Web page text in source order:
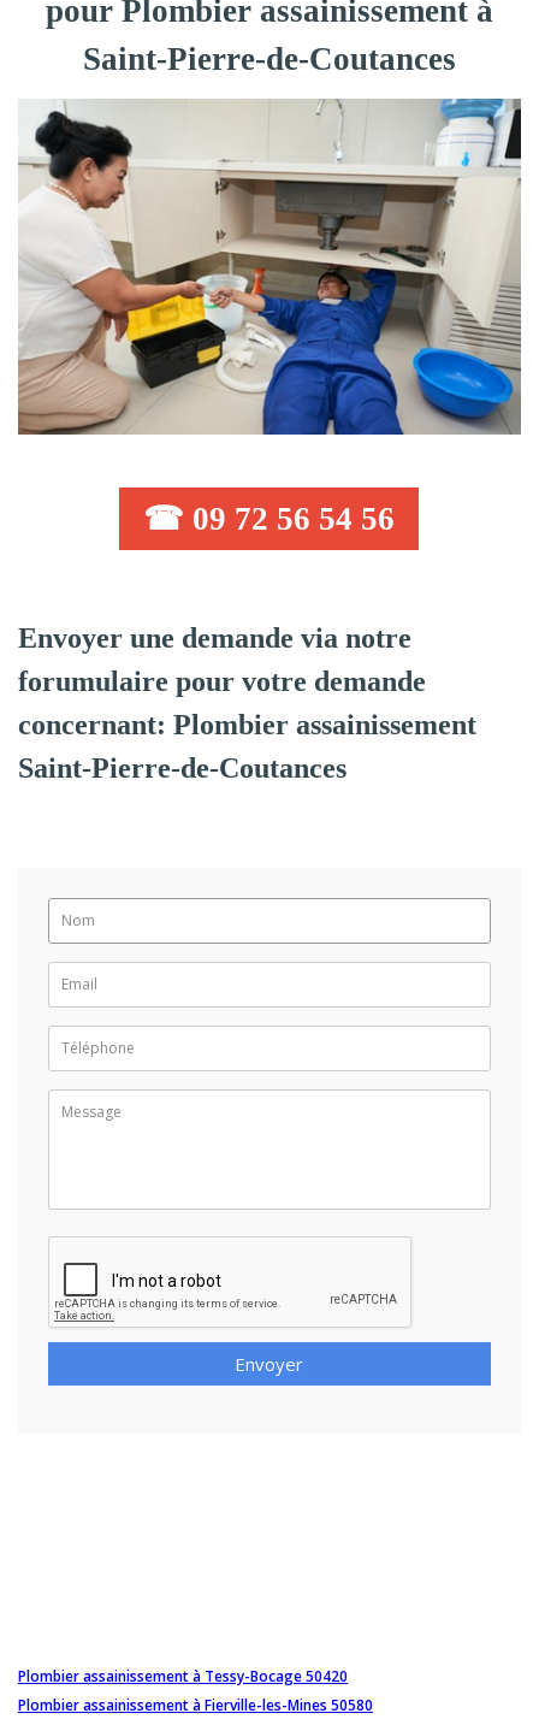
pour Plombier assainissement à
Saint-Pierre-de-Coutances
☎ 09 72 56 54 56
Envoyer une demande via notre
forumulaire pour votre demande
concernant: Plombier assainissement
Saint-Pierre-de-Coutances
Envoyer
Plombier assainissement à Tessy-Bocage 50420
Plombier assainissement à Fierville-les-Mines 50580